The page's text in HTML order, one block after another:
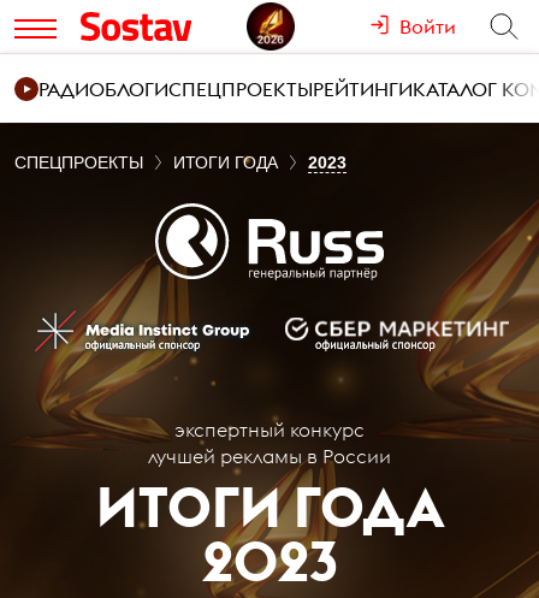
Войти
РАДИОБЛОГИСПЕЦПРОЕКТЫРЕЙТИНГИКАТАЛОГ
СПЕЦПРОЕКТЫ ИТОГИ ГОДА 2023
экспертный конкурс
лучшей рекламы в России
ИТОГИ ГОДА
2023